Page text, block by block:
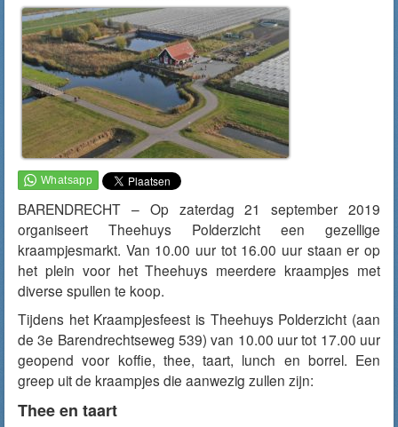
BARENDRECHT – Op zaterdag 21 september 2019
organiseert Theehuys Polderzicht een gezellige
kraampjesmarkt. Van 10.00 uur tot 16.00 uur staan er op
het plein voor het Theehuys meerdere kraampjes met
diverse spullen te koop.
Tijdens het Kraampjesfeest is Theehuys Polderzicht (aan
de 3e Barendrechtseweg 539) van 10.00 uur tot 17.00 uur
geopend voor koffie, thee, taart, lunch en borrel. Een
greep uit de kraampjes die aanwezig zullen zijn:
Thee en taart